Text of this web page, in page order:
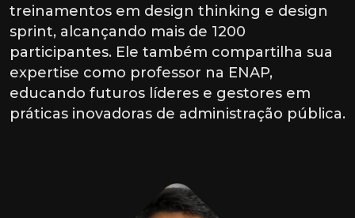
treinamentos em design thinking e design
sprint, alcançando mais de 1200
participantes. Ele também compartilha sua
expertise como professor na ENAP,
educando futuros líderes e gestores em
práticas inovadoras de administração pública.